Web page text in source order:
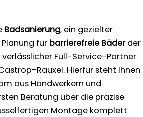
Badsanierung, ein gezielter
für barrierefreie Bäderder
verlässlicher Full-Service-Partner
Rauxel. Hierfür steht Ihnen
aus Handwerkern und
Beratung über die präzise
Montage komplett